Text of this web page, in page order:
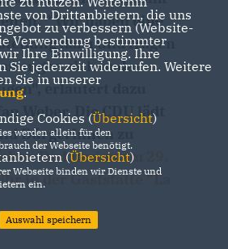
" Wir haben eine
dazu und fragen
sich in das
erläutert dazu
Weber. Die CDU lädt
Bürgerinnen zu
Diskussion am 29.
in der Gaststätte "La
von Drittanbietern, die uns
zu verbessern (Website-
Verwendung bestimmter
Ihre Einwilligung. Ihre
Sie jederzeit widerrufen. Weitere
Sie in unserer
.
Cookies (Übersicht)
werden allein für den
der Webseite benötigt.
(Übersicht)
Webseite binden wir Dienste und
ein.
Auswahl speichern